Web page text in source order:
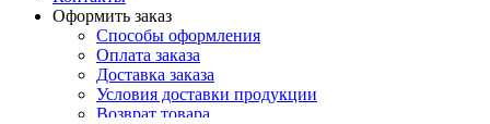
Оформить заказ
Способы оформления
Оплата заказа
Доставка заказа
Условия доставки продукции
Возврат товара